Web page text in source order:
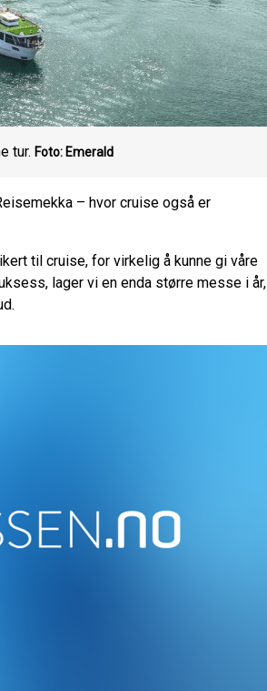
tur. Foto: Emerald
– hvor cruise også er
til cruise, for virkelig å kunne gi våre
lager vi en enda større messe i år,